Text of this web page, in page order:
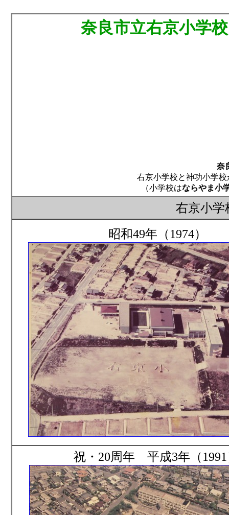
奈良市立右京小学校
奈
右京小学校と神功小学
（小学校はならやま小
右京小
昭和49年（1974）
祝・20周年 平成3年（